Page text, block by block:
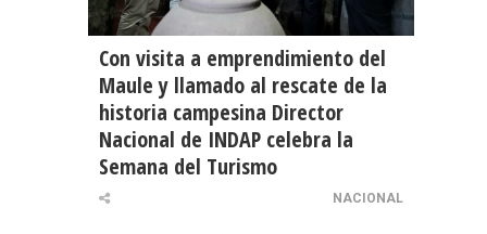
Con visita a emprendimiento del
Maule y llamado al rescate de la
historia campesina Director
Nacional de INDAP celebra la
Semana del Turismo
NACIONAL